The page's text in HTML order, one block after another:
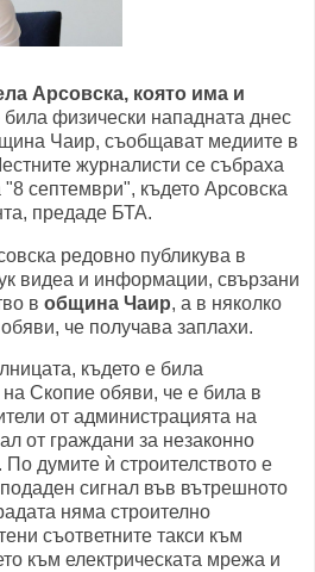
Арсовска, която има и
била физически нападната днес
Чаир, съобщават медиите в
журналисти се събраха
септември", където Арсовска
предаде БТА.
редовно публикува в
видеа и информации, свързани
в община Чаир, а в няколко
че получава заплахи.
където е била
Скопие обяви, че е била в
от администрацията на
от граждани за незаконно
По думите ѝ строителството е
сигнал във вътрешното
няма строително
съответните такси към
към електрическата мрежа и